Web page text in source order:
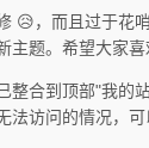
😥，而且过于花
主题。希望大家喜
整合到顶部"我的
法访问的情况，可